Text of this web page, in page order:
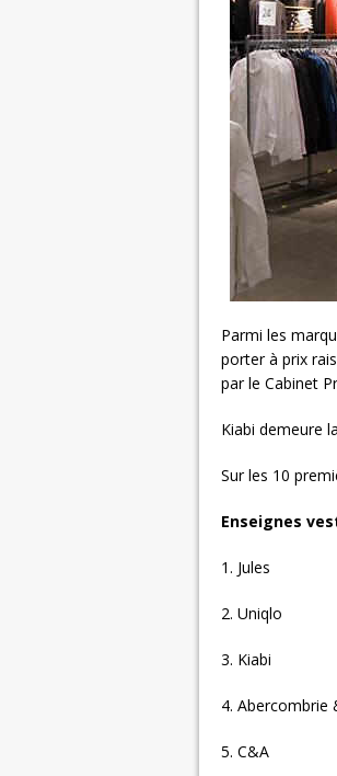
Parmi les
porter à prix
par le Cabinet
Kiabi demeure
Sur les 10
Enseignes
1. Jules
2. Uniqlo
3. Kiabi
4. Abercombrie
5. C&A